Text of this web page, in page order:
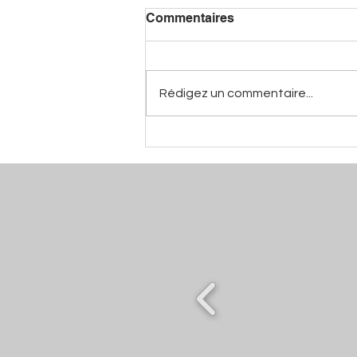
Commentaires
Rédigez un commentaire...